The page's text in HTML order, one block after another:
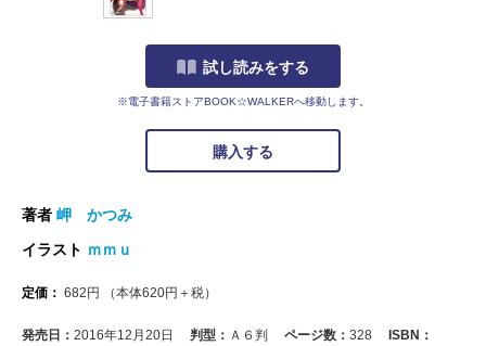
試し読みをする
※電子書籍ストアBOOK☆WALKERへ移動します。
購入する
著者 岬 かつみ
イラスト ｍｍｕ
定価： 682 円 （本体620円＋税）
発売日： 2016年12月20日 判型： Ａ６判 ページ数： 328
ISBN：